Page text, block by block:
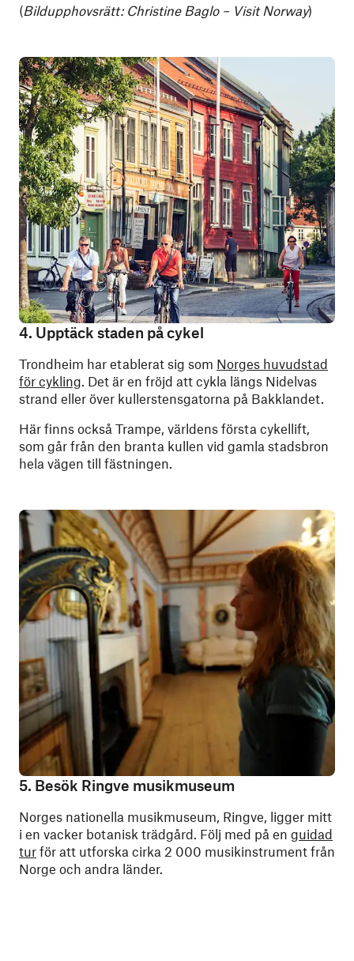
(Bildupphovsrätt: Christine Baglo – Visit Norway)
4. Upptäck staden på cykel
Trondheim har etablerat sig som Norges huvudstad
för cykling. Det är en fröjd att cykla längs Nidelvas
strand eller över kullerstensgatorna på Bakklandet.
Här finns också Trampe, världens första cykellift,
som går från den branta kullen vid gamla stadsbron
hela vägen till fästningen.
5. Besök Ringve musikmuseum
Norges nationella musikmuseum, Ringve, ligger mitt
i en vacker botanisk trädgård. Följ med på en guidad
tur för att utforska cirka 2 000 musikinstrument från
Norge och andra länder.